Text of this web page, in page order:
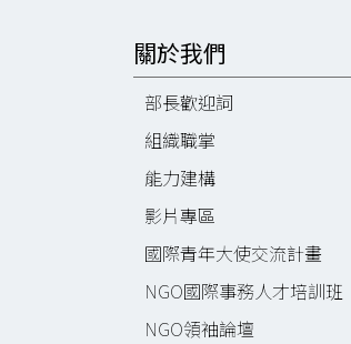
關於我們
部長歡迎詞
組織職掌
能力建構
影片專區
國際青年大使交流計畫
NGO國際事務人才培訓班
NGO領袖論壇